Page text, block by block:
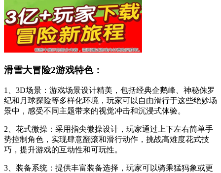
滑雪大冒险2游戏特色：
1、3D场景：游戏场景设计精美，包括经典企鹅峰、神秘侏罗
纪和月球探险等多样化环境，玩家可以自由滑行于这些绝妙场
景中，感受不同主题带来的视觉冲击和沉浸式体验。
2、花式微操：采用指尖微操设计，玩家通过上下左右简单手
势控制角色，实现肆意翻滚和滑行动作，挑战高难度花式技
巧，提升游戏的互动性和可玩性。
3、装备系统：提供丰富装备选择，玩家可以骑乘猛犸象或更